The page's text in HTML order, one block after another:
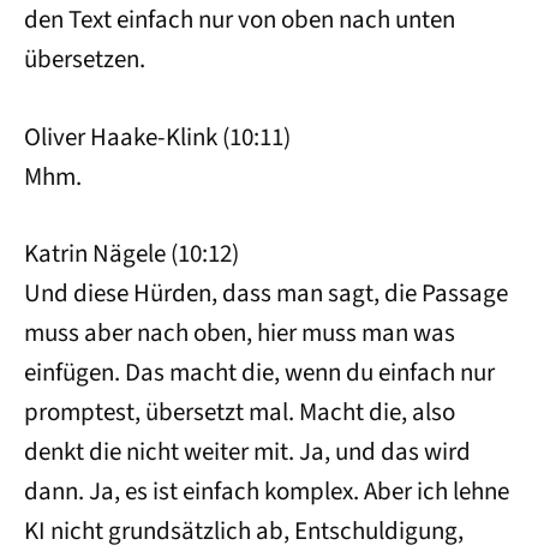
den Text einfach nur von oben nach unten
übersetzen.
Oliver Haake-Klink (10:11)
Mhm.
Katrin Nägele (10:12)
Und diese Hürden, dass man sagt, die Passage
muss aber nach oben, hier muss man was
einfügen. Das macht die, wenn du einfach nur
promptest, übersetzt mal. Macht die, also
denkt die nicht weiter mit. Ja, und das wird
dann. Ja, es ist einfach komplex. Aber ich lehne
KI nicht grundsätzlich ab, Entschuldigung,